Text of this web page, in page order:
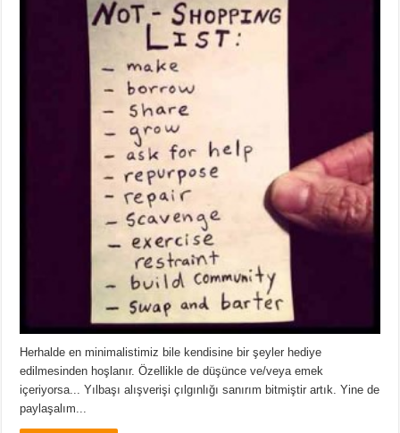
Herhalde en minimalistimiz bile kendisine bir şeyler hediye
edilmesinden hoşlanır. Özellikle de düşünce ve/veya emek
içeriyorsa... Yılbaşı alışverişi çılgınlığı sanırım bitmiştir artık. Yine de
paylaşalım...